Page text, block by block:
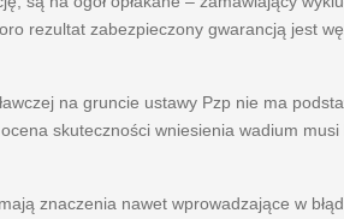
rezultat zabezpieczony gwarancją jest
na gruncie ustawy Pzp nie ma
skuteczności wniesienia wadium musi
znaczenia nawet wprowadzające w błąd